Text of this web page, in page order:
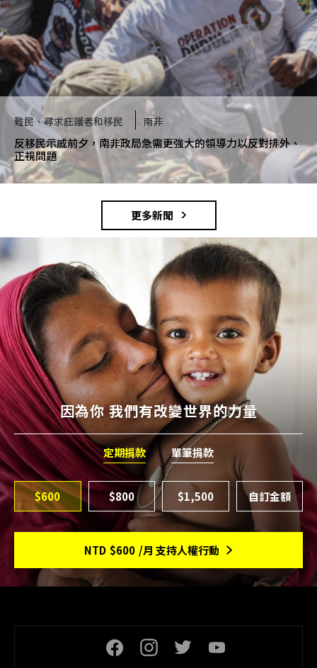
難民、尋求庇護者和移民 南非
反移民示威前夕，南非政局急需更強大的領導力以反對排外、
正視問題
更多新聞
因為你 我們有改變世界的力量
定期捐款 單筆捐款
$600 $800 $1,500
NTD $600 /月 支持人權行動
頁尾社交連結